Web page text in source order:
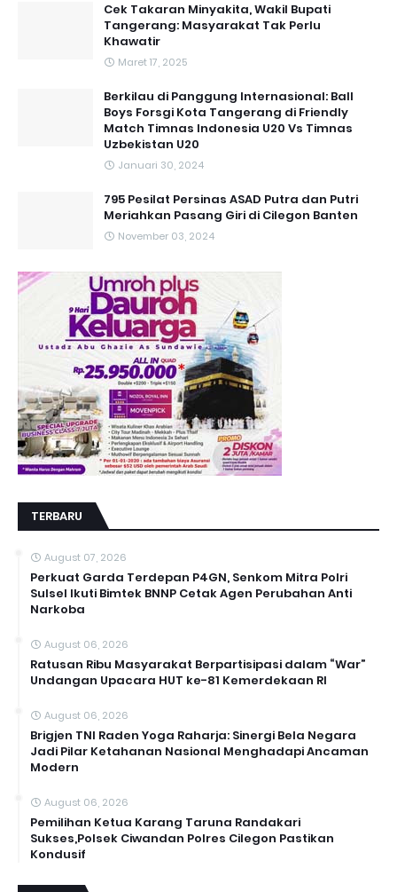
Cek Takaran Minyakita, Wakil Bupati
Tangerang: Masyarakat Tak Perlu
Khawatir
Maret 17, 2025
Berkilau di Panggung Internasional: Ball
Boys Forsgi Kota Tangerang di Friendly
Match Timnas Indonesia U20 Vs Timnas
Uzbekistan U20
Januari 30, 2024
795 Pesilat Persinas ASAD Putra dan Putri
Meriahkan Pasang Giri di Cilegon Banten
November 03, 2024
TERBARU
August 07, 2026
Perkuat Garda Terdepan P4GN, Senkom Mitra Polri
Sulsel Ikuti Bimtek BNNP Cetak Agen Perubahan Anti
Narkoba
August 06, 2026
Ratusan Ribu Masyarakat Berpartisipasi dalam “War”
Undangan Upacara HUT ke-81 Kemerdekaan RI
August 06, 2026
Brigjen TNI Raden Yoga Raharja: Sinergi Bela Negara
Jadi Pilar Ketahanan Nasional Menghadapi Ancaman
Modern
August 06, 2026
Pemilihan Ketua Karang Taruna Randakari
Sukses,Polsek Ciwandan Polres Cilegon Pastikan
Kondusif